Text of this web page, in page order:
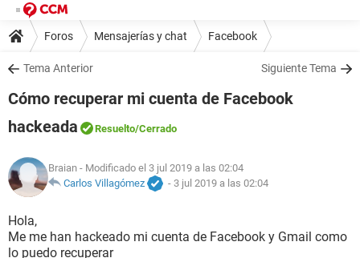
Foros Mensajerías y chat Facebook
Tema Anterior Siguiente Tema
Cómo recuperar mi cuenta de Facebook
hackeada
Resuelto/Cerrado
Braian - Modificado el 3 jul 2019 a las 02:04
Carlos Villagómez
- 3 jul 2019 a las 02:04
Hola,
Me me han hackeado mi cuenta de Facebook y Gmail como
lo puedo recuperar